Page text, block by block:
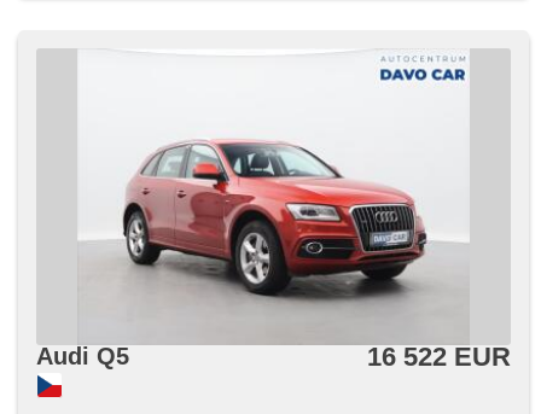
Audi Q5 16 522 EUR